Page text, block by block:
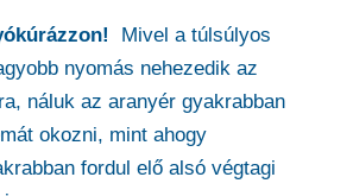
Mivel a túlsúlyos
nyomás nehezedik az
náluk az aranyér gyakrabban
okozni, mint ahogy
fordul elő alsó végtagi